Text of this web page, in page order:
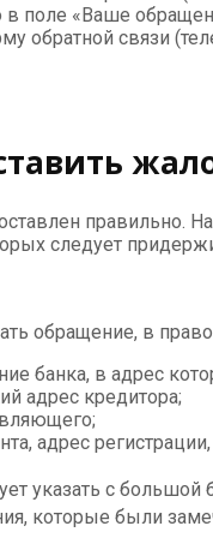
в поле «Ваше
обратной связи
правильно.
следует
обращение, в
банка, в адрес
адрес кредитора;
адрес
указать с большой
которые были